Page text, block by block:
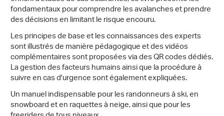
fondamentaux pour comprendre les avalanches et prendre
des décisions en limitant le risque encouru.
Les principes de base et les connaissances des experts
sont illustrés de manière pédagogique et des vidéos
complémentaires sont proposées via des QR codes dédiés.
La gestion des facteurs humains ainsi que la procédure à
suivre en cas d'urgence sont également expliquées.
Un manuel indispensable pour les randonneurs à ski, en
snowboard et en raquettes à neige, ainsi que pour les